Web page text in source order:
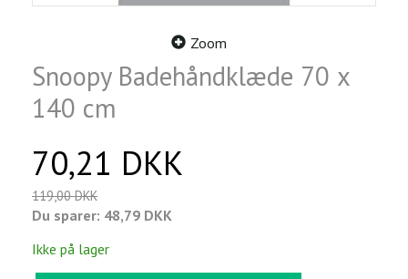
Zoom
Snoopy Badehåndklæde 70 x
140 cm
70,21 DKK
119,00 DKK
Du sparer: 48,79 DKK
Ikke på lager